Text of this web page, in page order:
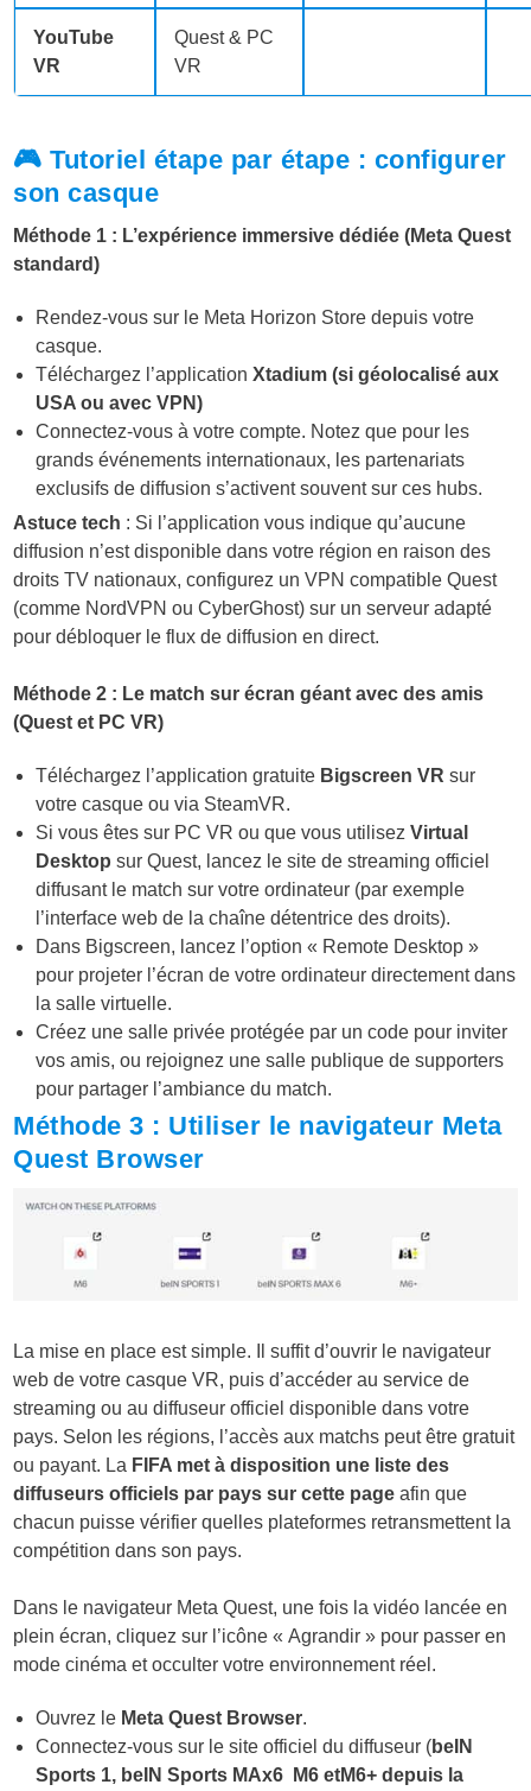
YouTube
VR
Quest & PC
VR
🎮 Tutoriel étape par étape : configurer
son casque
Méthode 1 : L’expérience immersive dédiée (Meta Quest
standard)
Rendez-vous sur le Meta Horizon Store depuis votre
casque.
Téléchargez l’applicationXtadium (si géolocalisé aux
USA ou avec VPN)
Connectez-vous à votre compte. Notez que pour les
grands événements internationaux, les partenariats
exclusifs de diffusion s’activent souvent sur ces hubs.
Astuce tech : Si l’application vous indique qu’aucune
diffusion n’est disponible dans votre région en raison des
droits TV nationaux, configurez un VPN compatible Quest
(comme NordVPN ou CyberGhost) sur un serveur adapté
pour débloquer le flux de diffusion en direct.
Méthode 2 : Le match sur écran géant avec des amis
(Quest et PC VR)
Téléchargez l’application gratuite Bigscreen VR sur
votre casque ou via SteamVR.
Si vous êtes sur PC VR ou que vous utilisezVirtual
Desktop sur Quest, lancez le site de streaming officiel
diffusant le match sur votre ordinateur (par exemple
l’interface web de la chaîne détentrice des droits).
Dans Bigscreen, lancez l’option « Remote Desktop »
pour projeter l’écran de votre ordinateur directement dans
la salle virtuelle.
Créez une salle privée protégée par un code pour inviter
vos amis, ou rejoignez une salle publique de supporters
pour partager l’ambiance du match.
Méthode 3 : Utiliser le navigateur Meta
Quest Browser
La mise en place est simple. Il suffit d’ouvrir le navigateur
web de votre casque VR, puis d’accéder au service de
streaming ou au diffuseur officiel disponible dans votre
pays. Selon les régions, l’accès aux matchs peut être gratuit
ou payant. La FIFA met à disposition une liste des
diffuseurs officiels par pays sur cette page afin que
chacun puisse vérifier quelles plateformes retransmettent la
compétition dans son pays.
Dans le navigateur Meta Quest, une fois la vidéo lancée en
plein écran, cliquez sur l’icône « Agrandir » pour passer en
mode cinéma et occulter votre environnement réel.
Ouvrez le Meta Quest Browser.
Connectez-vous sur le site officiel du diffuseur (beIN
Sports 1, beIN Sports MAx6 M6 etM6+ depuis la